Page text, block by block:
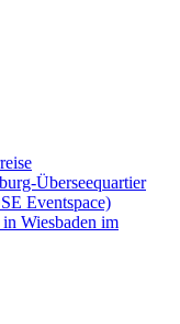
Überseequartier
Eventspace)
Wiesbaden im